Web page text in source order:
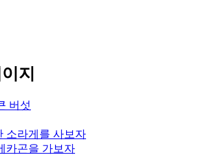
지
버섯
소라게를 사보자
카곤을 가보자